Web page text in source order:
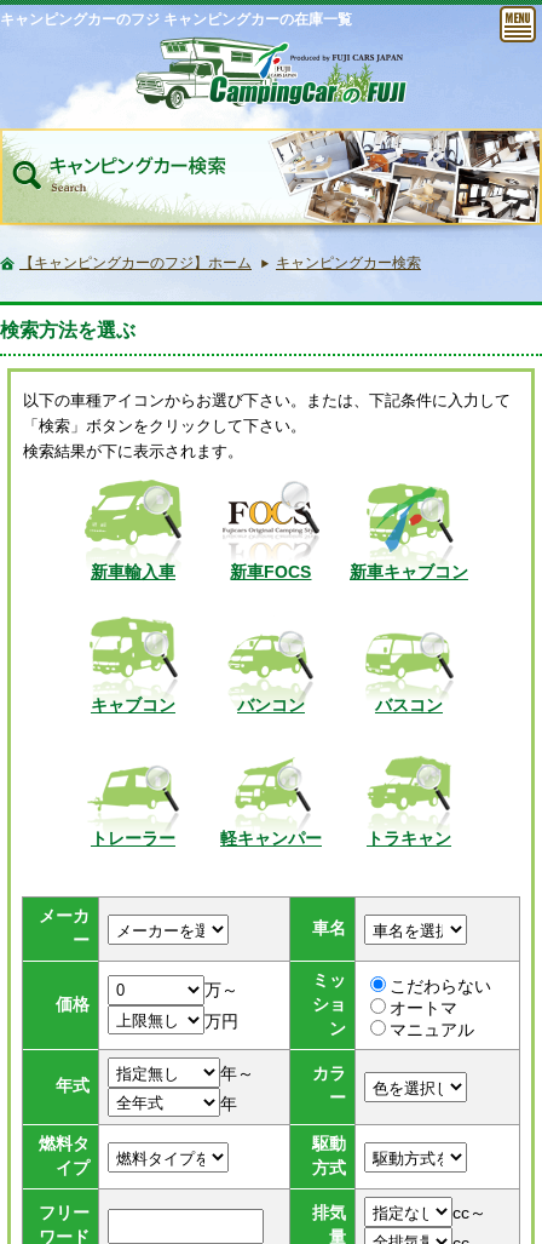
キャンピングカーのフジ キャンピングカーの在庫一覧
【キャンピングカーのフジ】ホーム キャンピングカー検索
検索方法を選ぶ
以下の車種アイコンからお選び下さい。または、下記条件に入力して
「検索」ボタンをクリックして下さい。
検索結果が下に表示されます。
新車輸入車 新車FOCS 新車キャブコン
キャブコン バンコン バスコン
トレーラー 軽キャンパー トラキャン
メーカ
ー
車名
価格
万～
万円
ミッ
ショ
ン
こだわらない
オートマ
マニュアル
年式
年～
年
カラ
ー
燃料タ
イプ
駆動
方式
フリー
ワード
排気
量
cc～